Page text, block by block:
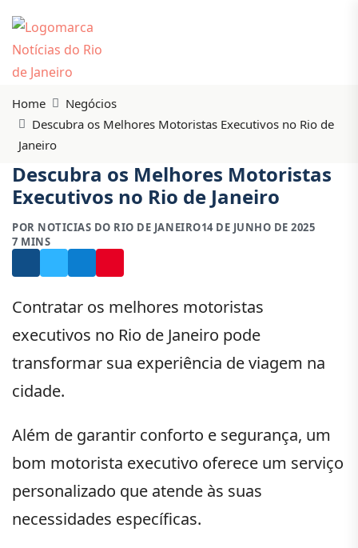
Home
Negócios
Descubra os Melhores Motoristas Executivos no Rio de
Janeiro
Descubra os Melhores Motoristas
Executivos no Rio de Janeiro
POR NOTICIAS DO RIO DE JANEIRO14 DE JUNHO DE 2025
7 MINS
Contratar os melhores motoristas
executivos no Rio de Janeiro pode
transformar sua experiência de viagem na
cidade.
Além de garantir conforto e segurança, um
bom motorista executivo oferece um serviço
personalizado que atende às suas
necessidades específicas.